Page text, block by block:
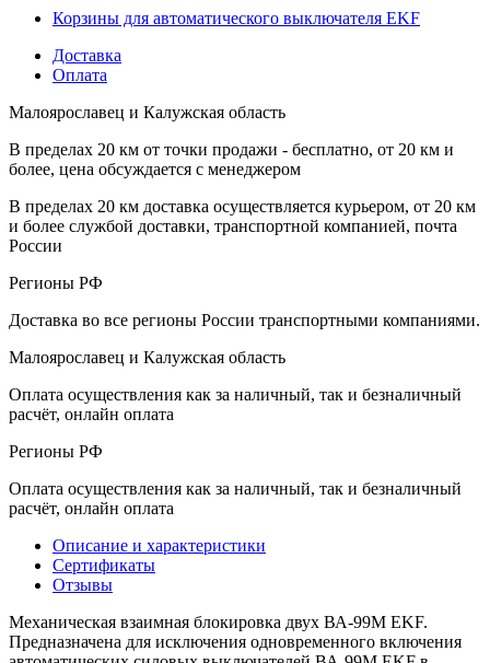
Корзины для автоматического выключателя EKF
Доставка
Оплата
Малоярославец и Калужская область
В пределах 20 км от точки продажи - бесплатно, от 20 км и
более, цена обсуждается с менеджером
В пределах 20 км доставка осуществляется курьером, от 20 км
и более службой доставки, транспортной компанией, почта
России
Регионы РФ
Доставка во все регионы России транспортными компаниями.
Малоярославец и Калужская область
Оплата осуществления как за наличный, так и безналичный
расчёт, онлайн оплата
Регионы РФ
Оплата осуществления как за наличный, так и безналичный
расчёт, онлайн оплата
Описание и характеристики
Сертификаты
Отзывы
Механическая взаимная блокировка двух ВА-99М EKF.
Предназначена для исключения одновременного включения